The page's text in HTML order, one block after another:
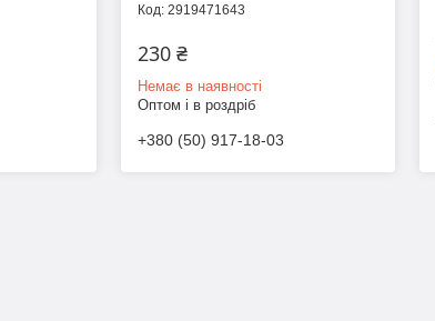
2919471643
230 ₴
Немає в наявності
Оптом і в роздріб
+380 (50) 917-18-03